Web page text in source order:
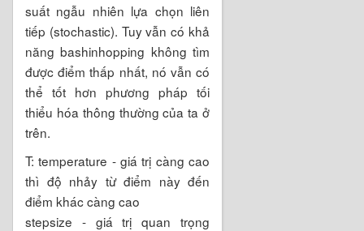
suất ngẫu nhiên lựa chọn liên
tiếp (stochastic). Tuy vẫn có khả
năng bashinhopping không tìm
được điểm thấp nhất, nó vẫn có
thể tốt hơn phương pháp tối
thiểu hóa thông thường của ta ở
trên.
T: temperature - giá trị càng cao
thì độ nhảy từ điểm này đến
điểm khác càng cao
stepsize - giá trị quan trọng